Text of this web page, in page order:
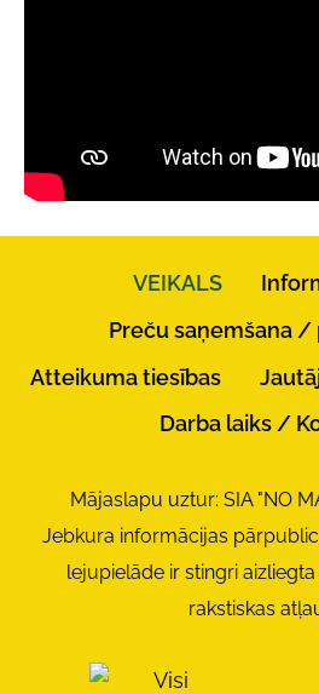
VEIKALS
Preču saņemšana /
Atteikuma tiesības
Darba laiks /
Mājaslapu uztur: SIA "NO
Jebkura informācijas
lejupielāde ir stingri
rakstiskas